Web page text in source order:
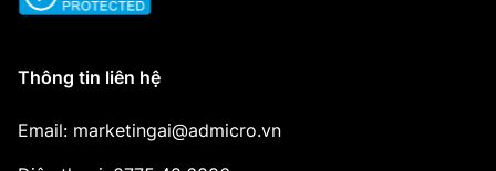
Thông tin liên hệ
Email: marketingai@admicro.vn